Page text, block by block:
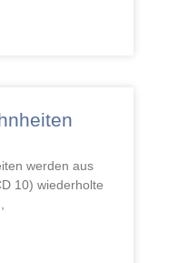
werden aus
10) wiederholte